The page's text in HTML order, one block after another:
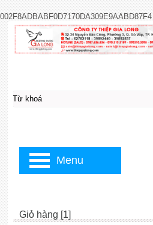
002F8ADBABF0D7170DA309E9AABD87F4
Giỏ hàng [1]
Menu